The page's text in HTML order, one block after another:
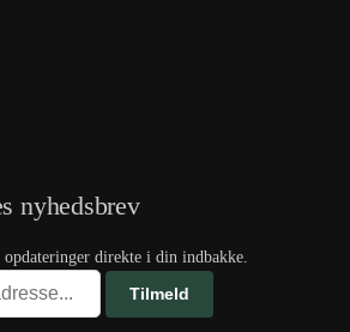
nyhedsbrev
opdateringer direkte i din indbakke.